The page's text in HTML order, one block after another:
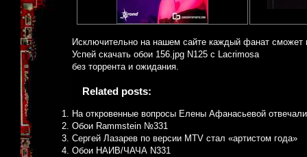
Исключительно на нашем сайте каждый фанат сможет
Успей скачать обои 156.jpg N125 с Lacrimosa
без торрента и ожидания.
Related posts:
На откровенные вопросы Елены Афанасьевой
Обои Rammstein №331
Сергей Лазарев по версии MTV стал «артистом года»
Обои НАИВ/ЧАЧА N331